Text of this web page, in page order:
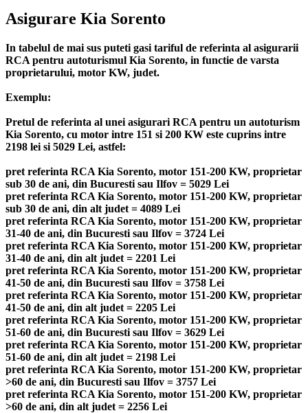
Asigurare Kia Sorento
In tabelul de mai sus puteti gasi tariful de referinta al asigurarii
RCA pentru autoturismul Kia Sorento, in functie de varsta
proprietarului, motor KW, judet.
Exemplu:
Pretul de referinta al unei asigurari RCA pentru un autoturism
Kia Sorento, cu motor intre 151 si 200 KW este cuprins intre
2198 lei si 5029 Lei, astfel:
pret referinta RCA Kia Sorento, motor 151-200 KW, proprietar
sub 30 de ani, din Bucuresti sau Ilfov = 5029 Lei
pret referinta RCA Kia Sorento, motor 151-200 KW, proprietar
sub 30 de ani, din alt judet = 4089 Lei
pret referinta RCA Kia Sorento, motor 151-200 KW, proprietar
31-40 de ani, din Bucuresti sau Ilfov = 3724 Lei
pret referinta RCA Kia Sorento, motor 151-200 KW, proprietar
31-40 de ani, din alt judet = 2201 Lei
pret referinta RCA Kia Sorento, motor 151-200 KW, proprietar
41-50 de ani, din Bucuresti sau Ilfov = 3758 Lei
pret referinta RCA Kia Sorento, motor 151-200 KW, proprietar
41-50 de ani, din alt judet = 2205 Lei
pret referinta RCA Kia Sorento, motor 151-200 KW, proprietar
51-60 de ani, din Bucuresti sau Ilfov = 3629 Lei
pret referinta RCA Kia Sorento, motor 151-200 KW, proprietar
51-60 de ani, din alt judet = 2198 Lei
pret referinta RCA Kia Sorento, motor 151-200 KW, proprietar
>60 de ani, din Bucuresti sau Ilfov = 3757 Lei
pret referinta RCA Kia Sorento, motor 151-200 KW, proprietar
>60 de ani, din alt judet = 2256 Lei